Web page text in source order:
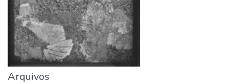
Arquivos